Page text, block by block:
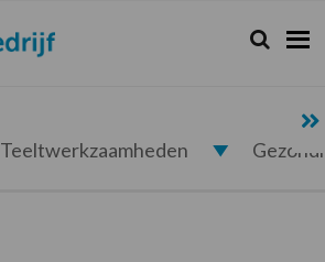
Zoeken...
Zoek
Teeltwerkzaamheden